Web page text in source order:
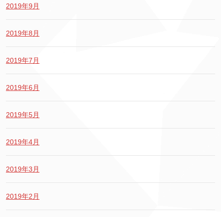
2019年9月
2019年8月
2019年7月
2019年6月
2019年5月
2019年4月
2019年3月
2019年2月